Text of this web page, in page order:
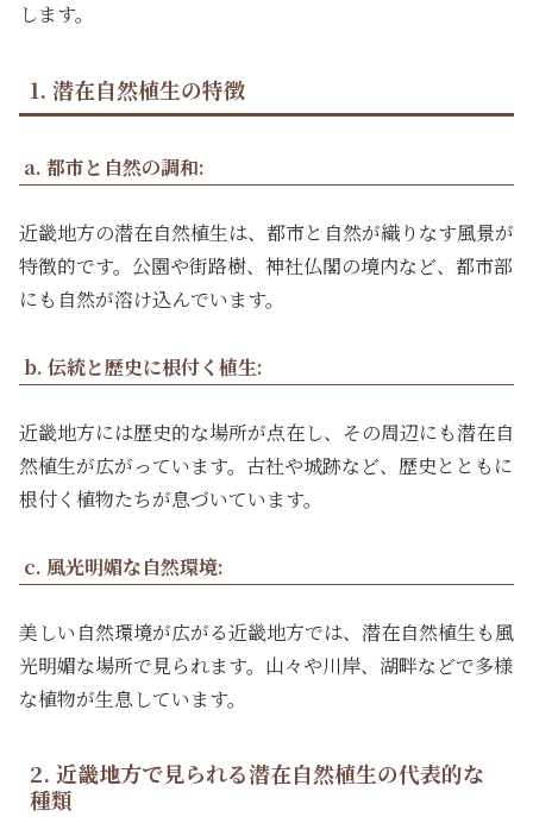
します。
1. 潜在自然植生の特徴
a. 都市と自然の調和:
近畿地方の潜在自然植生は、都市と自然が織りなす風景が
特徴的です。公園や街路樹、神社仏閣の境内など、都市部
にも自然が溶け込んでいます。
b. 伝統と歴史に根付く植生:
近畿地方には歴史的な場所が点在し、その周辺にも潜在自
然植生が広がっています。古社や城跡など、歴史とともに
根付く植物たちが息づいています。
c. 風光明媚な自然環境:
美しい自然環境が広がる近畿地方では、潜在自然植生も風
光明媚な場所で見られます。山々や川岸、湖畔などで多様
な植物が生息しています。
2. 近畿地方で見られる潜在自然植生の代表的な
種類